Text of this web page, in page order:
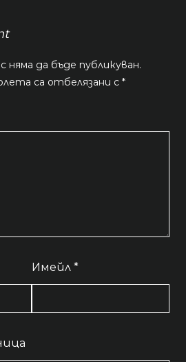
да бъде публикуван.
са отбелязани с *
Имейл *